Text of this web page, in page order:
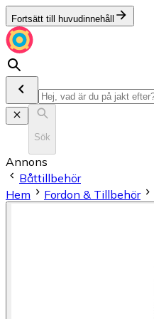
Fortsätt till huvudinnehåll
Sök
Annons
Båttillbehör
Hem
Fordon & Tillbehör